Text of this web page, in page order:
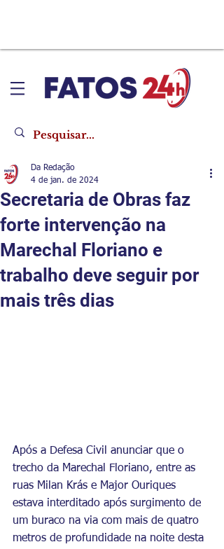
Secretaria de Obras faz
forte intervenção na
Marechal Floriano e
trabalho deve seguir por
mais três dias
Da Redação
4 de jan. de 2024
Após a Defesa Civil anunciar que o
trecho da Marechal Floriano, entre as
ruas Milan Krás e Major Ouriques
estava interditado após surgimento de
um buraco na via com mais de quatro
metros de profundidade na noite desta